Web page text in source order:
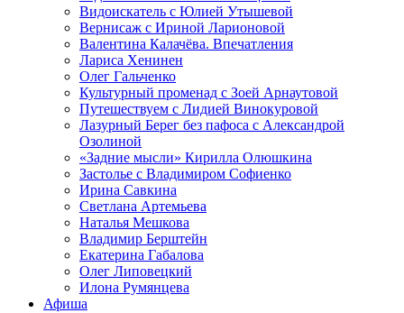
Видоискатель с Юлией Утышевой
Вернисаж с Ириной Ларионовой
Валентина Калачёва. Впечатления
Лариса Хенинен
Олег Гальченко
Культурный променад с Зоей Арнаутовой
Путешествуем с Лидией Винокуровой
Лазурный Берег без пафоса с Александрой
Озолиной
«Задние мысли» Кирилла Олюшкина
Застолье с Владимиром Софиенко
Ирина Савкина
Светлана Артемьева
Наталья Мешкова
Владимир Берштейн
Екатерина Габалова
Олег Липовецкий
Илона Румянцева
Афиша